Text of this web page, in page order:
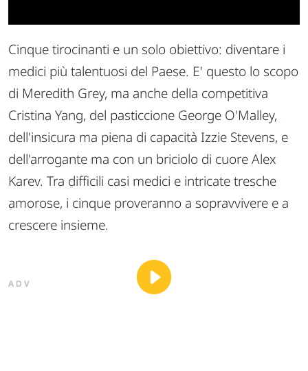
Cinque tirocinanti e un solo obiettivo: diventare i
medici più talentuosi del Paese. E' questo lo scopo
di Meredith Grey, ma anche della competitiva
Cristina Yang, del pasticcione George O'Malley,
dell'insicura ma piena di capacità Izzie Stevens, e
dell'arrogante ma con un briciolo di cuore Alex
Karev. Tra difficili casi medici e intricate tresche
amorose, i cinque proveranno a sopravvivere e a
crescere insieme.
ADV